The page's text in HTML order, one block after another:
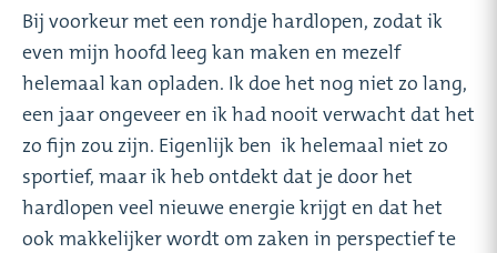
Bij voorkeur met een rondje hardlopen, zodat ik
even mijn hoofd leeg kan maken en mezelf
helemaal kan opladen. Ik doe het nog niet zo lang,
een jaar ongeveer en ik had nooit verwacht dat het
zo fijn zou zijn. Eigenlijk ben ik helemaal niet zo
sportief, maar ik heb ontdekt dat je door het
hardlopen veel nieuwe energie krijgt en dat het
ook makkelijker wordt om zaken in perspectief te